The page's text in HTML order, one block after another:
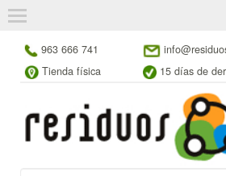
963 666 741
Tienda física
15 días de